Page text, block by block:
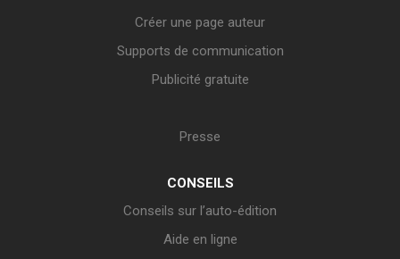
Créer une page auteur
Supports de communication
Publicité gratuite
Presse
CONSEILS
Conseils sur l’auto-édition
Aide en ligne